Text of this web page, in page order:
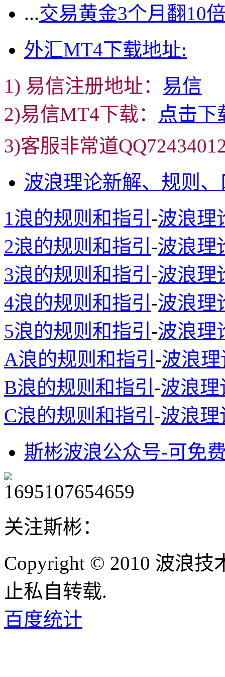
...交易黄金3个月翻10
外汇MT4下载地址:
1) 易信注册地址： 易信
2)易信MT4下载： 点击下
3)客服非常道
波浪理论新解、规则
1浪的规则和指引 -波浪理
2浪的规则和指引 -波浪理
3浪的规则和指引 -波浪理
4浪的规则和指引 -波浪理
5浪的规则和指引 -波浪理
A浪的规则和指引 -波浪
B浪的规则和指引 -波浪
C浪的规则和指引 -波浪理
斯彬波浪公众号-可免
关注斯彬：
Copyright © 2010 波浪技
止私自转载.
百度统计